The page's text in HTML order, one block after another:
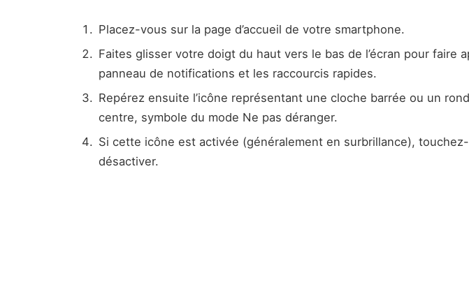
Placez-vous sur la page d’accueil de votre smartphone.
Faites glisser votre doigt du haut vers le bas de l’écran pour faire
panneau de notifications et les raccourcis rapides.
Repérez ensuite l’icône représentant une cloche barrée ou un
centre, symbole du mode Ne pas déranger.
Si cette icône est activée (généralement en surbrillance),
désactiver.